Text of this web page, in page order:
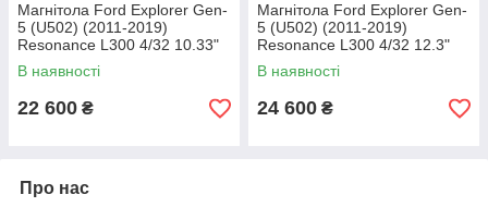
Магнітола Ford Explorer Gen-
5 (U502) (2011-2019)
Resonance L300 4/32 10.33"
QLED, 360 (BMW Style)
В наявності
22 600 ₴
Магнітола Ford Explorer Gen-
5 (U502) (2011-2019)
Resonance L300 4/32 12.3"
QLED, 360 (BMW Style)
В наявності
24 600 ₴
Про нас